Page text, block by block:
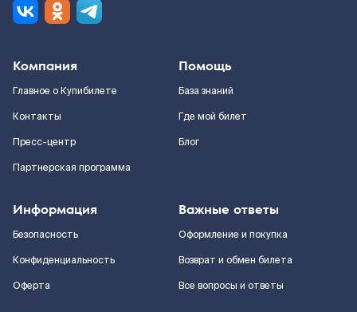
Компания
Главное о Купибилете
Контакты
Пресс-центр
Партнерская программа
Помощь
База знаний
Где мой билет
Блог
Информация
Безопасность
Конфиденциальность
Оферта
Важные ответы
Оформление и покупка
Возврат и обмен билета
Все вопросы и ответы